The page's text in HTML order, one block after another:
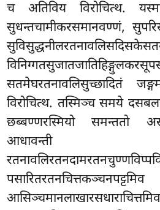
च अतिविय विरोचित्थ.
सुधन्तचामीकरसमानवण्णं,
सतमेघरतनावलिसुच्छादितं
विरोचित्थ. तस्मिञ्च समये
छब्बण्णरस्मियो समन्ततो
आधावन्ती
पसारितरतनचित्तकञ्चनपट्टमिव
आसिञ्चमानलाखारसधाराचित्तमिव